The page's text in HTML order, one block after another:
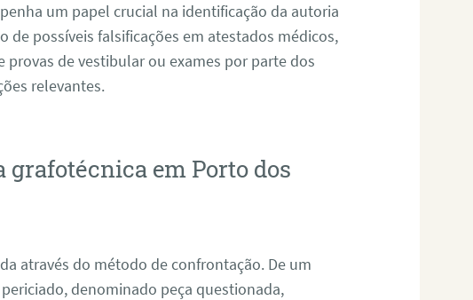
um papel crucial na identificação da autoria
de possíveis falsificações em atestados médicos,
provas de vestibular ou exames por parte dos
relevantes.
grafotécnica em Porto dos
através do método de confrontação. De um
denominado peça questionada,